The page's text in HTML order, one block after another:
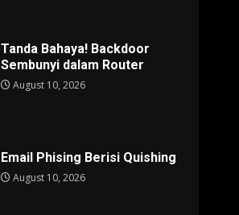
Tanda Bahaya! Backdoor
Sembunyi dalam Router
August 10, 2026
Email Phising Berisi Quishing
August 10, 2026